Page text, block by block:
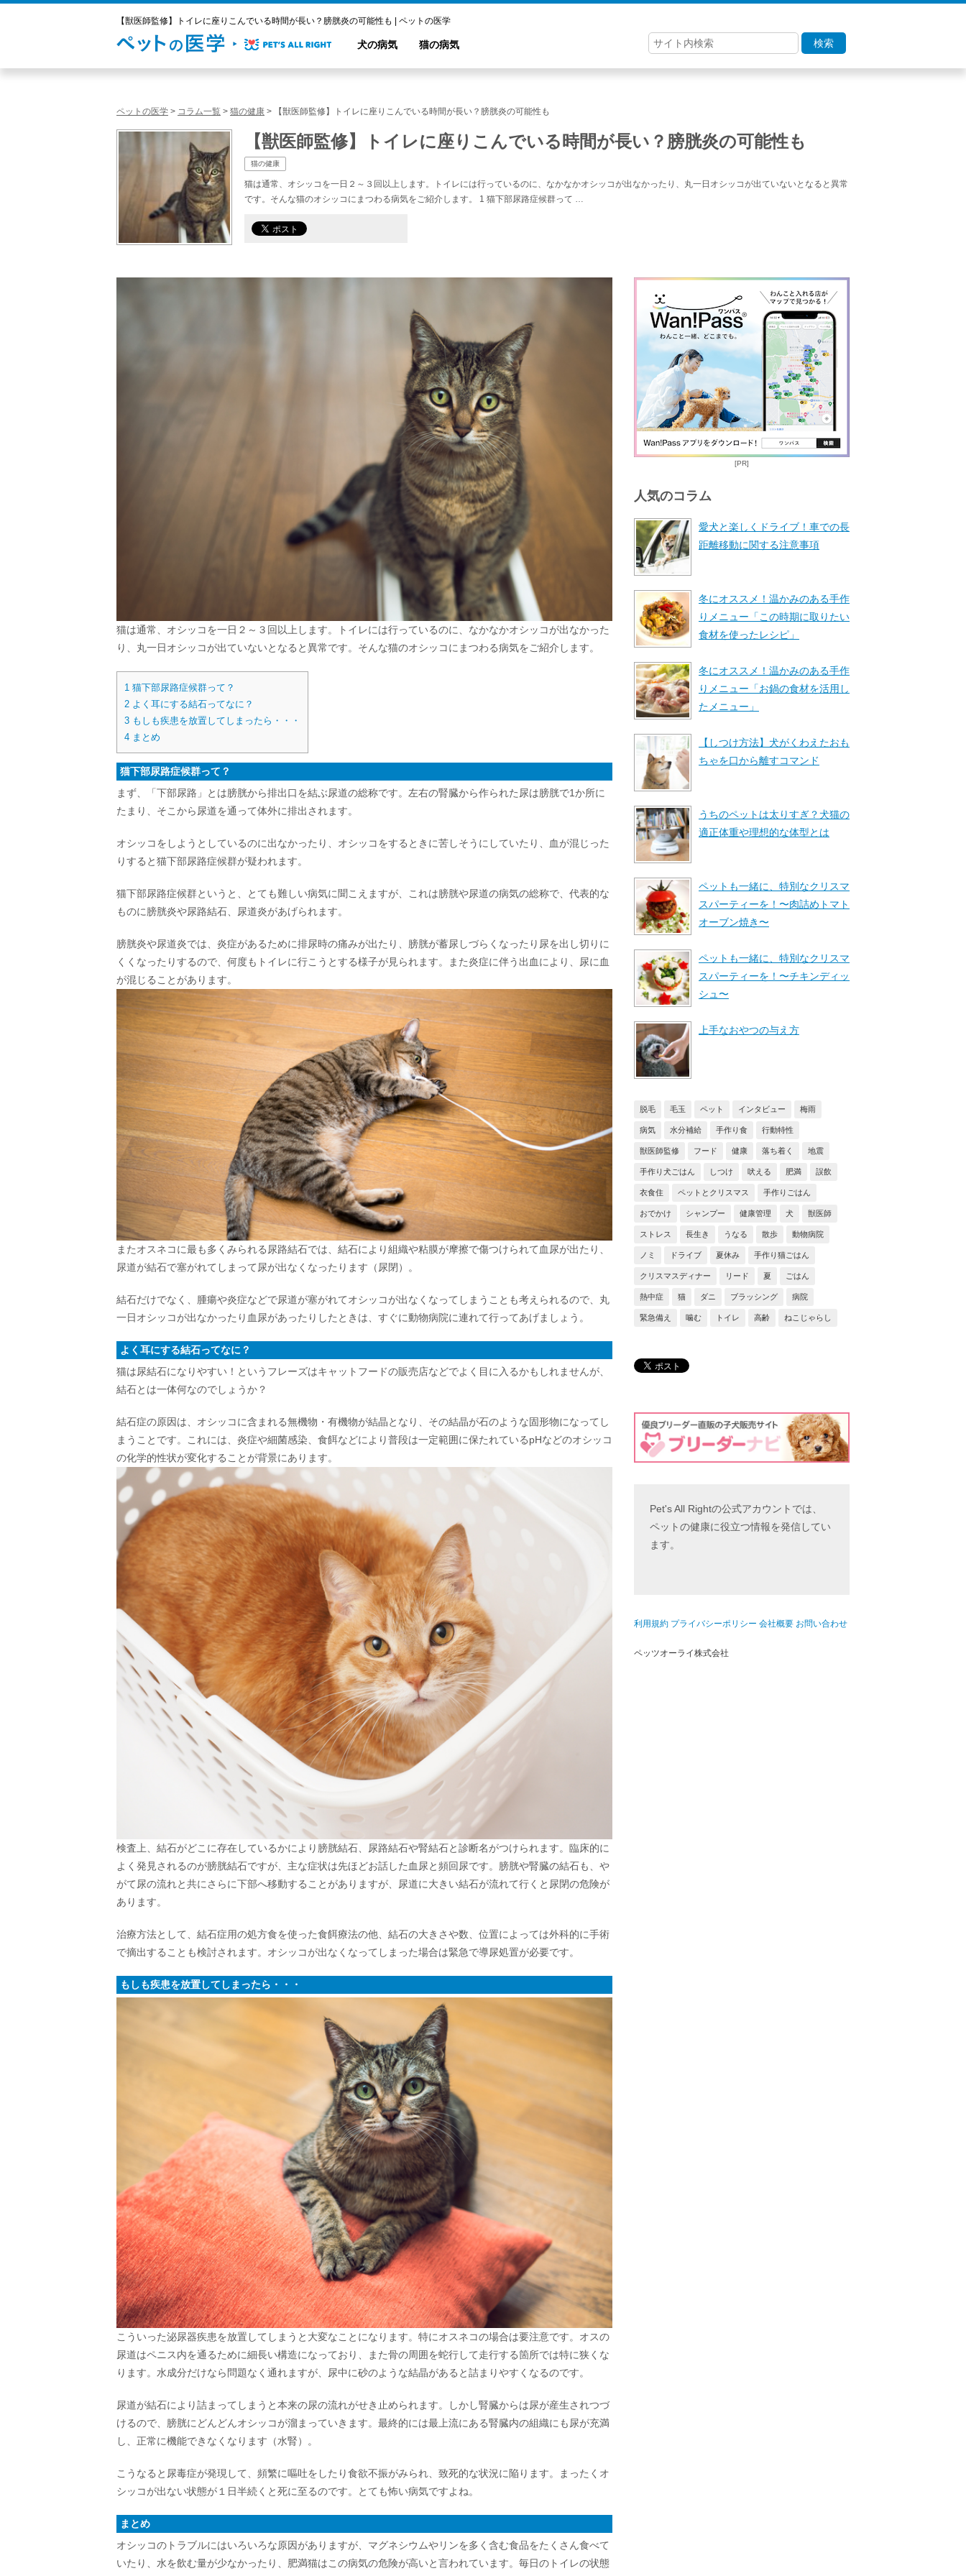
【獣医師監修】トイレに座りこんでいる時間が長い？膀胱炎の可能性も | ペットの医学
犬の病気 猫の病気 検索
ペットの医学 > コラム一覧 > 猫の健康 > 【獣医師監修】トイレに座りこんでいる時間が長い？膀胱炎の可能性も
【獣医師監修】トイレに座りこんでいる時間が長い？膀胱炎の可能性も
猫の健康
猫は通常、オシッコを一日２～３回以上します。トイレには行っているのに、なかなかオシッコが出なかったり、丸一日オシッコが出ていないとなると異常
です。そんな猫のオシッコにまつわる病気をご紹介します。 1 猫下部尿路症候群って …
猫は通常、オシッコを一日２～３回以上します。トイレには行っているのに、なかなかオシッコが出なかった
り、丸一日オシッコが出ていないとなると異常です。そんな猫のオシッコにまつわる病気をご紹介します。
1 猫下部尿路症候群って？
2 よく耳にする結石ってなに？
3 もしも疾患を放置してしまったら・・・
4 まとめ
猫下部尿路症候群って？
まず、「下部尿路」とは膀胱から排出口を結ぶ尿道の総称です。左右の腎臓から作られた尿は膀胱で1か所に
たまり、そこから尿道を通って体外に排出されます。
オシッコをしようとしているのに出なかったり、オシッコをするときに苦しそうにしていたり、血が混じった
りすると猫下部尿路症候群が疑われます。
猫下部尿路症候群というと、とても難しい病気に聞こえますが、これは膀胱や尿道の病気の総称で、代表的な
ものに膀胱炎や尿路結石、尿道炎があげられます。
膀胱炎や尿道炎では、炎症があるために排尿時の痛みが出たり、膀胱が蓄尿しづらくなったり尿を出し切りに
くくなったりするので、何度もトイレに行こうとする様子が見られます。また炎症に伴う出血により、尿に血
が混じることがあります。
またオスネコに最も多くみられる尿路結石では、結石により組織や粘膜が摩擦で傷つけられて血尿が出たり、
尿道が結石で塞がれてしまって尿が出なくなったります（尿閉）。
結石だけでなく、腫瘍や炎症などで尿道が塞がれてオシッコが出なくなってしまうことも考えられるので、丸
一日オシッコが出なかったり血尿があったりしたときは、すぐに動物病院に連れて行ってあげましょう。
よく耳にする結石ってなに？
猫は尿結石になりやすい！というフレーズはキャットフードの販売店などでよく目に入るかもしれませんが、
結石とは一体何なのでしょうか？
結石症の原因は、オシッコに含まれる無機物・有機物が結晶となり、その結晶が石のような固形物になってし
まうことです。これには、炎症や細菌感染、食餌などにより普段は一定範囲に保たれているpHなどのオシッコ
の化学的性状が変化することが背景にあります。
検査上、結石がどこに存在しているかにより膀胱結石、尿路結石や腎結石と診断名がつけられます。臨床的に
よく発見されるのが膀胱結石ですが、主な症状は先ほどお話した血尿と頻回尿です。膀胱や腎臓の結石も、や
がて尿の流れと共にさらに下部へ移動することがありますが、尿道に大きい結石が流れて行くと尿閉の危険が
あります。
治療方法として、結石症用の処方食を使った食餌療法の他、結石の大きさや数、位置によっては外科的に手術
で摘出することも検討されます。オシッコが出なくなってしまった場合は緊急で導尿処置が必要です。
もしも疾患を放置してしまったら・・・
こういった泌尿器疾患を放置してしまうと大変なことになります。特にオスネコの場合は要注意です。オスの
尿道はペニス内を通るために細長い構造になっており、また骨の周囲を蛇行して走行する箇所では特に狭くな
ります。水成分だけなら問題なく通れますが、尿中に砂のような結晶があると詰まりやすくなるのです。
尿道が結石により詰まってしまうと本来の尿の流れがせき止められます。しかし腎臓からは尿が産生されつづ
けるので、膀胱にどんどんオシッコが溜まっていきます。最終的には最上流にある腎臓内の組織にも尿が充満
し、正常に機能できなくなります（水腎）。
こうなると尿毒症が発現して、頻繁に嘔吐をしたり食欲不振がみられ、致死的な状況に陥ります。まったくオ
シッコが出ない状態が１日半続くと死に至るのです。とても怖い病気ですよね。
まとめ
オシッコのトラブルにはいろいろな原因がありますが、マグネシウムやリンを多く含む食品をたくさん食べて
いたり、水を飲む量が少なかったり、肥満猫はこの病気の危険が高いと言われています。毎日のトイレの状態
[PR]
人気のコラム
愛犬と楽しくドライブ！車での長
距離移動に関する注意事項
冬にオススメ！温かみのある手作
りメニュー「この時期に取りたい
食材を使ったレシピ」
冬にオススメ！温かみのある手作
りメニュー「お鍋の食材を活用し
たメニュー」
【しつけ方法】犬がくわえたおも
ちゃを口から離すコマンド
うちのペットは太りすぎ？犬猫の
適正体重や理想的な体型とは
ペットも一緒に、特別なクリスマ
スパーティーを！〜肉詰めトマト
オーブン焼き〜
ペットも一緒に、特別なクリスマ
スパーティーを！〜チキンディッ
シュ〜
上手なおやつの与え方
脱毛 毛玉 ペット インタビュー 梅雨
病気 水分補給 手作り食 行動特性
獣医師監修 フード 健康 落ち着く 地震
手作り犬ごはん しつけ 吠える 肥満 誤飲
衣食住 ペットとクリスマス 手作りごはん
おでかけ シャンプー 健康管理 犬 獣医師
ストレス 長生き うなる 散歩 動物病院
ノミ ドライブ 夏休み 手作り猫ごはん
クリスマスディナー リード 夏 ごはん
熱中症 猫 ダニ ブラッシング 病院
緊急備え 噛む トイレ 高齢 ねこじゃらし
Pet's All Rightの公式アカウントでは、
ペットの健康に役立つ情報を発信してい
ます。
利用規約 プライバシーポリシー 会社概要 お問い合わせ
ペッツオーライ株式会社